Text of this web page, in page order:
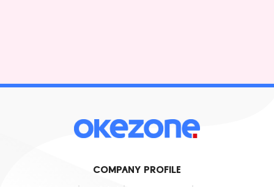
COMPANY PROFILE